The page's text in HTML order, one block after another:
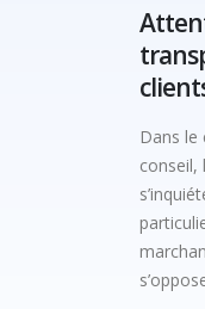
Dans le
conseil,